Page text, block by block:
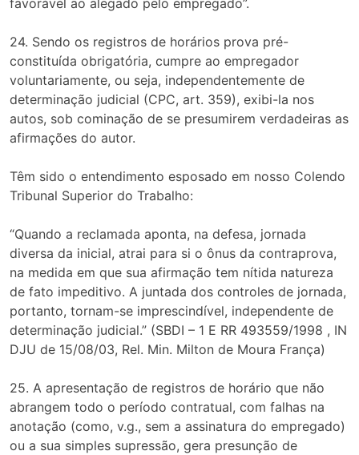
favorável ao alegado pelo empregado”.
24. Sendo os registros de horários prova pré-
constituída obrigatória, cumpre ao empregador
voluntariamente, ou seja, independentemente de
determinação judicial (CPC, art. 359), exibi-la nos
autos, sob cominação de se presumirem verdadeiras as
afirmações do autor.
Têm sido o entendimento esposado em nosso Colendo
Tribunal Superior do Trabalho:
“Quando a reclamada aponta, na defesa, jornada
diversa da inicial, atrai para si o ônus da contraprova,
na medida em que sua afirmação tem nítida natureza
de fato impeditivo. A juntada dos controles de jornada,
portanto, tornam-se imprescindível, independente de
determinação judicial.” (SBDI – 1 E RR 493559/1998 , IN
DJU de 15/08/03, Rel. Min. Milton de Moura França)
25. A apresentação de registros de horário que não
abrangem todo o período contratual, com falhas na
anotação (como, v.g., sem a assinatura do empregado)
ou a sua simples supressão, gera presunção de